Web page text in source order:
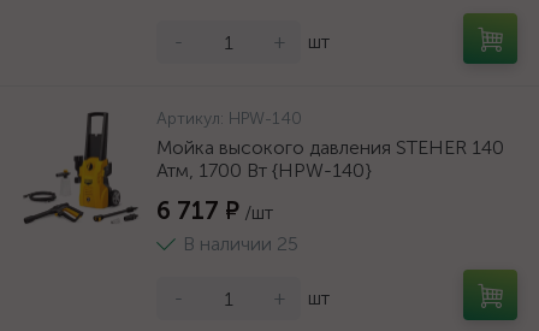
- + шт
Артикул: HPW-140
Мойка высокого давления STEHER 140
Атм, 1700 Вт {HPW-140}
6 717 ₽ /шт
В наличии 25
- + шт